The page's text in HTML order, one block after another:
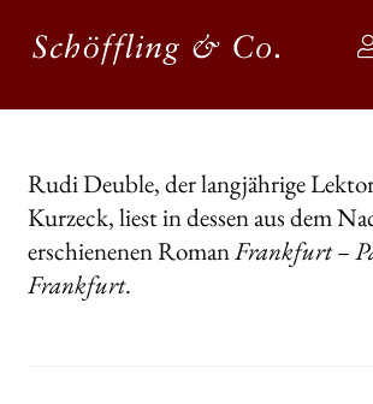
Zur
Navigation
Zum
Inhalt
BÜCHER
KALENDER
AUTOR*INNEN
Rudi Deuble, der langjährige
Kurzeck, liest in dessen aus dem
erschienenen RomanFrankfurt –
Frankfurt.